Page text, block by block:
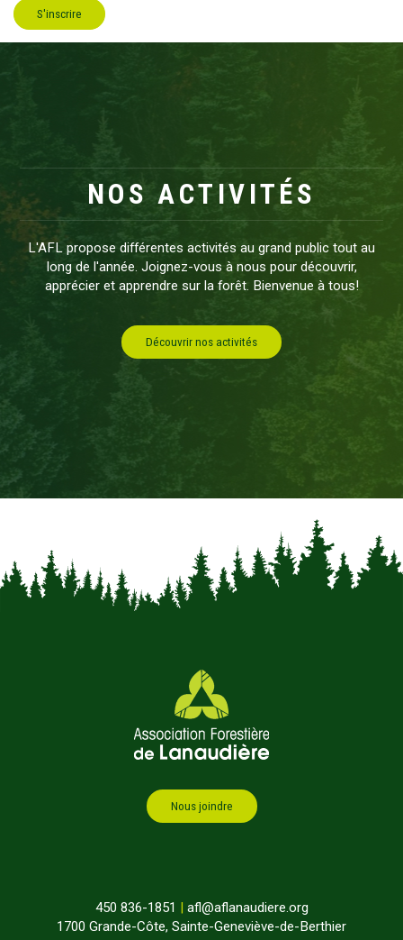
S'inscrire
NOS ACTIVITÉS
L'AFL propose différentes activités au grand public tout au
long de l'année. Joignez-vous à nous pour découvrir,
apprécier et apprendre sur la forêt. Bienvenue à tous!
Découvrir nos activités
Nous joindre
450 836-1851 | afl@aflanaudiere.org
1700 Grande-Côte, Sainte-Geneviève-de-Berthier